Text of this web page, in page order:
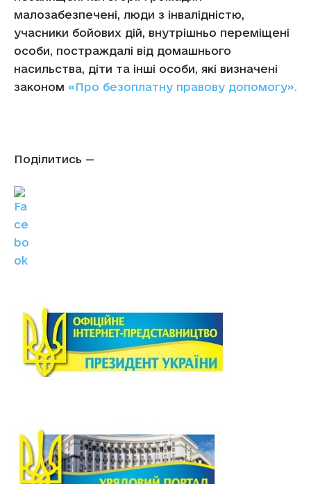
малозабезпечені, люди з інвалідністю,
учасники бойових дій, внутрішньо переміщені
особи, постраждалі від домашнього
насильства, діти та інші особи, які визначені
законом «Про безоплатну правову допомогу».
Поділитись —